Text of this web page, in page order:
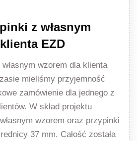
z własnym
EZD
wzorem dla klienta
mieliśmy przyjemność
zamówienie dla jednego z
W skład projektu
wzorem oraz przypinki
37 mm. Całość została